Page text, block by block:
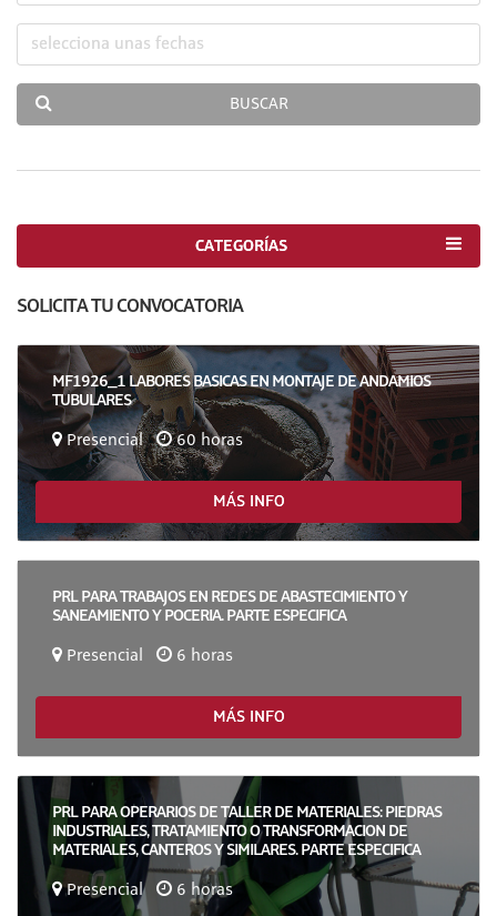
BUSCAR
CATEGORÍAS
SOLICITA TU CONVOCATORIA
MF1926_1 LABORES BASICAS EN MONTAJE DE ANDAMIOS
TUBULARES
Presencial 60 horas
MÁS INFO
PRL PARA TRABAJOS EN REDES DE ABASTECIMIENTO Y
SANEAMIENTO Y POCERIA. PARTE ESPECIFICA
Presencial 6 horas
MÁS INFO
PRL PARA OPERARIOS DE TALLER DE MATERIALES: PIEDRAS
INDUSTRIALES, TRATAMIENTO O TRANSFORMACION DE
MATERIALES, CANTEROS Y SIMILARES. PARTE ESPECIFICA
Presencial 6 horas